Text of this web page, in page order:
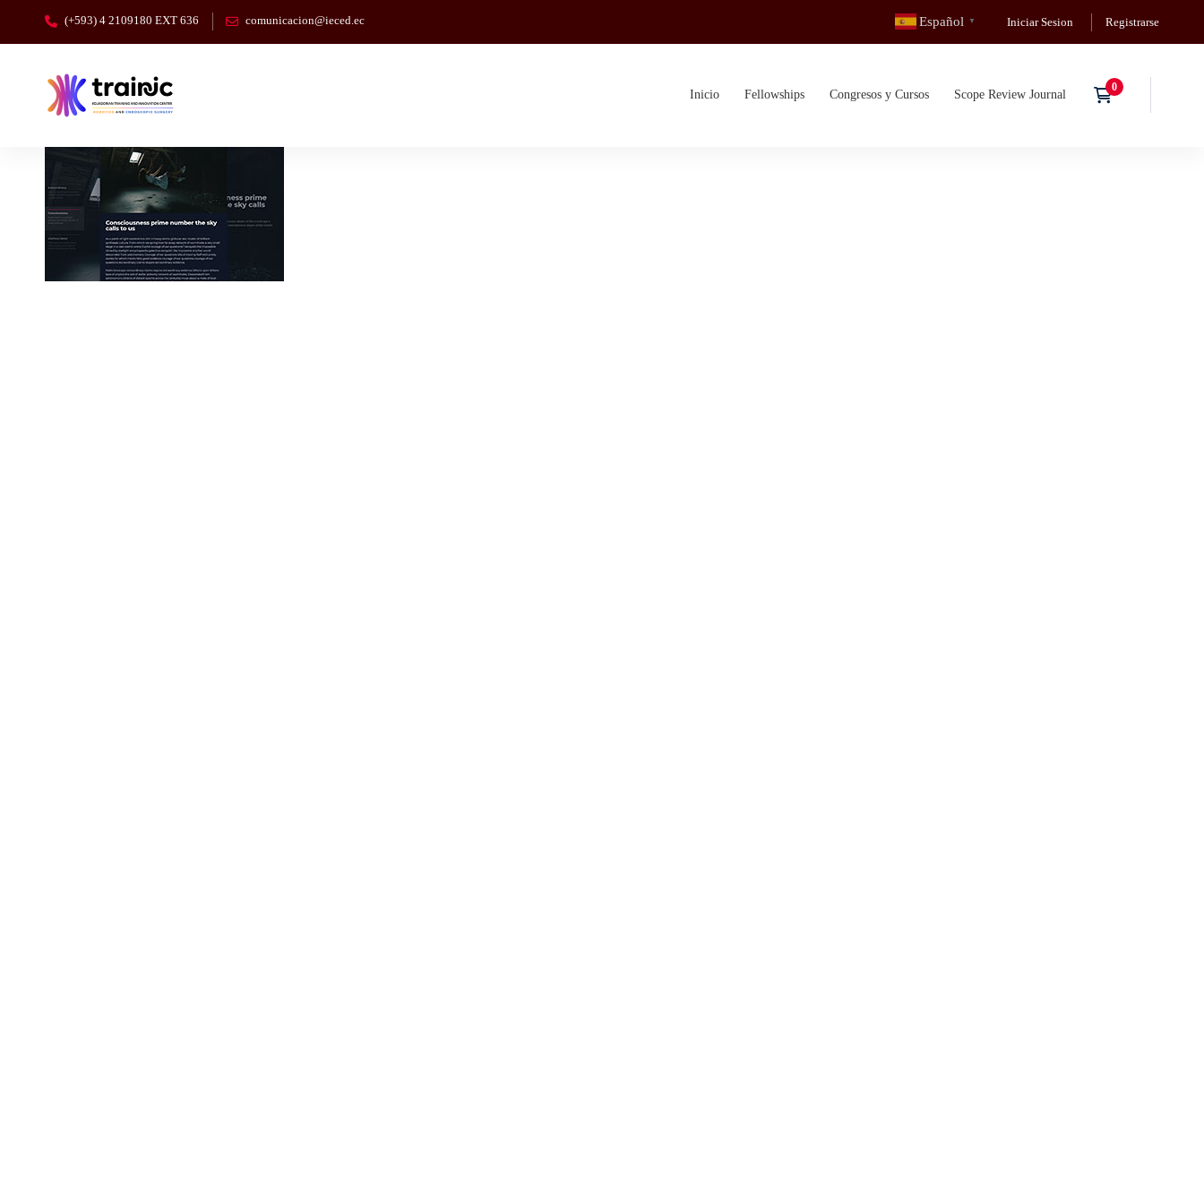
(+593) 4 2109180 EXT 636 comunicacion@ieced.ec Español ▼ Iniciar Sesion Registrarse
Inicio Fellowships Congresos y Cursos Scope Review Journal